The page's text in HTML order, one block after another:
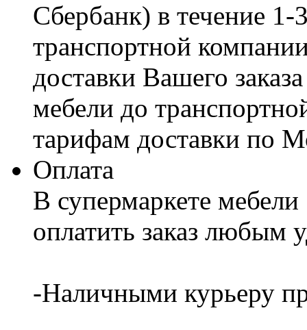
Сбербанк) в течение
транспортной
доставки Вашего
мебели до
тарифам доставки по
Оплата
В супермаркете
оплатить заказ любым
-Наличными курьеру